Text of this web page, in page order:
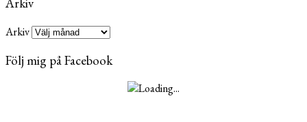
Arkiv
Följ mig på Facebook